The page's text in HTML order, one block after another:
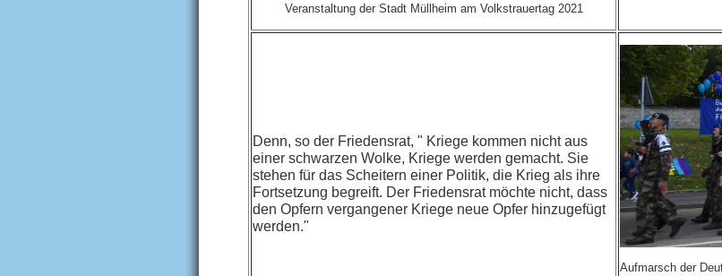
Veranstaltung der Stadt Müllheim am Volkstrauertag 2021
Denn, so der Friedensrat, " Kriege kommen nicht aus
einer schwarzen Wolke, Kriege werden gemacht. Sie
stehen für das Scheitern einer Politik, die Krieg als ihre
Fortsetzung begreift. Der Friedensrat möchte nicht, dass
den Opfern vergangener Kriege neue Opfer hinzugefügt
werden."
Aufmarsch der